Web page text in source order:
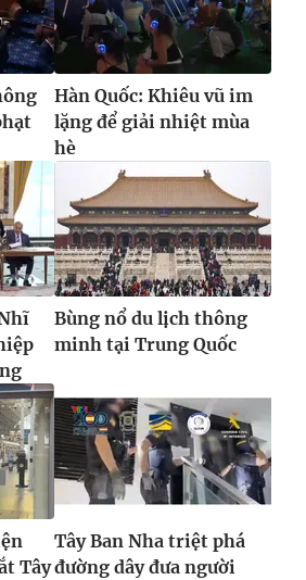
024.66 897 897
7300.7108
hình thức nếu không có sự chấp
rõ nguồn VTV.vn khi phát hành lại
Hàn Quốc: Khiêu vũ im
lặng để giải nhiệt mùa
hè
Bùng nổ du lịch thông
minh tại Trung Quốc
Tây
Tây Ban Nha triệt phá
đường dây đưa người